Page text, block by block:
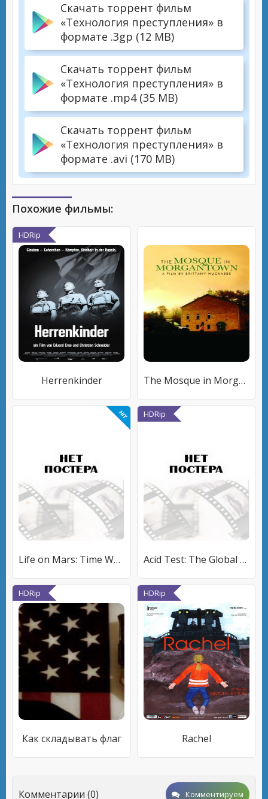
Скачать торрент фильм
«Технология преступления» в
формате .3gp (12 MB)
Скачать торрент фильм
«Технология преступления» в
формате .mp4 (35 MB)
Скачать торрент фильм
«Технология преступления» в
формате .avi (170 MB)
Похожие фильмы:
HDRip
Herrenkinder The Mosque in Morgantown
Life on Mars: Time Warp
HDRip
Acid Test: The Global Challenge of Ocean Acidification
HDRip
Как складывать флаг
HDRip
Rachel
Комментарии (0) Комментируем